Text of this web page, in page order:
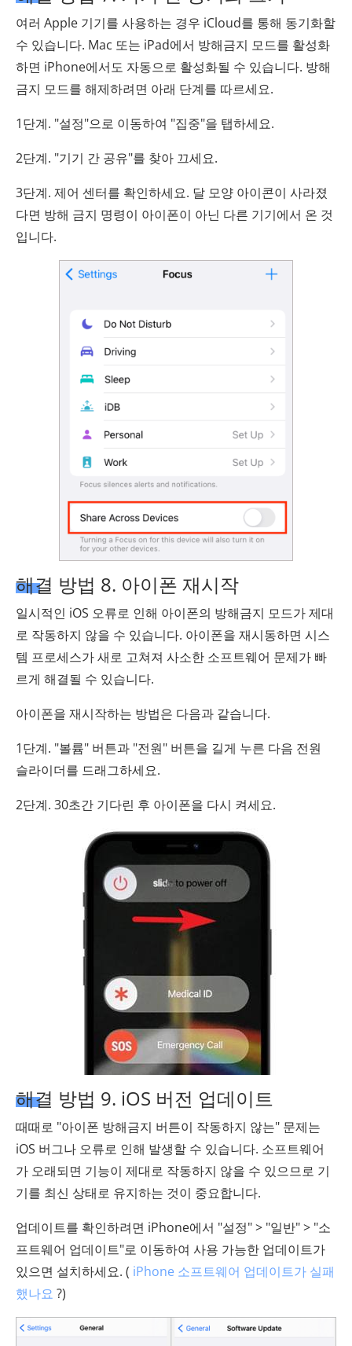
여러 Apple 기기를 사용하는 경우 iCloud를 통해 동기화할
수 있습니다. Mac 또는 iPad에서 방해금지 모드를 활성화
하면 iPhone에서도 자동으로 활성화될 수 있습니다. 방해
금지 모드를 해제하려면 아래 단계를 따르세요.
1단계. "설정"으로 이동하여 "집중"을 탭하세요.
2단계. "기기 간 공유"를 찾아 끄세요.
3단계. 제어 센터를 확인하세요. 달 모양 아이콘이 사라졌
다면 방해 금지 명령이 아이폰이 아닌 다른 기기에서 온 것
입니다.
해결 방법 8. 아이폰 재시작
일시적인 iOS 오류로 인해 아이폰의 방해금지 모드가 제대
로 작동하지 않을 수 있습니다. 아이폰을 재시동하면 시스
템 프로세스가 새로 고쳐져 사소한 소프트웨어 문제가 빠
르게 해결될 수 있습니다.
아이폰을 재시작하는 방법은 다음과 같습니다.
1단계. "볼륨" 버튼과 "전원" 버튼을 길게 누른 다음 전원
슬라이더를 드래그하세요.
2단계. 30초간 기다린 후 아이폰을 다시 켜세요.
해결 방법 9. iOS 버전 업데이트
때때로 "아이폰 방해금지 버튼이 작동하지 않는" 문제는
iOS 버그나 오류로 인해 발생할 수 있습니다. 소프트웨어
가 오래되면 기능이 제대로 작동하지 않을 수 있으므로 기
기를 최신 상태로 유지하는 것이 중요합니다.
업데이트를 확인하려면 iPhone에서 "설정" > "일반" > "소
프트웨어 업데이트"로 이동하여 사용 가능한 업데이트가
있으면 설치하세요. ( iPhone 소프트웨어 업데이트가 실패
했나요 ?)